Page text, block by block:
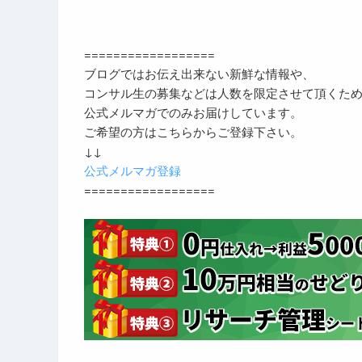
==================
ブログではお伝え出来ない新鮮な情報や、
コンサル生の募集などは人数を限定させて頂くため
公式メルマガでのみお届けしています。
ご希望の方はこちらからご登録下さい。
↓↓
公式メルマガ登録
==================